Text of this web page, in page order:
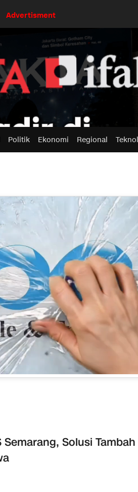
Advertisment
Politik Ekonomi Regional
Solusi Tambah